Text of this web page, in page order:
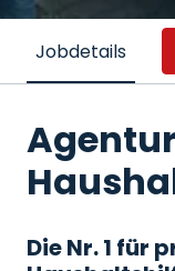
Jobdetails
Die Nr. 1 für